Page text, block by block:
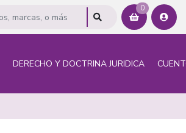
0
DERECHO Y DOCTRINA JURIDICA